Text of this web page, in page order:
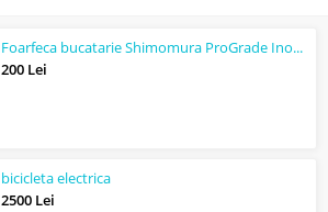
Foarfeca bucatarie Shimomura ProGrade Inox Detasabila si alte functii
200 Lei
bicicleta electrica
2500 Lei